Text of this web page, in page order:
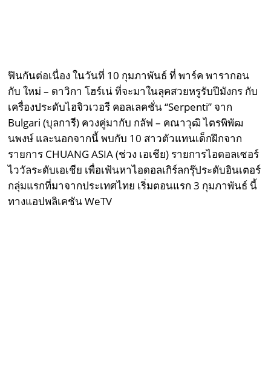
ฟินกันต่อเนื่อง ในวันที่ 10 กุมภาพันธ์ ที่ พาร์ค พารากอน
กับ ใหม่ – ดาวิกา โฮร์เน่ ที่จะมาในลุคสวยหรูรับปีมังกร กับ
เครื่องประดับไฮจิวเวอรี คอลเลคชั่น “Serpenti” จาก
Bulgari (บุลการี) ควงคู่มากับ กลัฟ – คณาวุฒิ ไตรพิพัฒ
นพงษ์ และนอกจากนี้ พบกับ 10 สาวตัวแทนเด็กฝึกจาก
รายการ CHUANG ASIA (ช่วง เอเชีย) รายการไอดอลเซอร์
ไววัลระดับเอเชีย เพื่อเฟ้นหาไอดอลเกิร์ลกรุ๊ประดับอินเตอร์
กลุ่มแรกที่มาจากประเทศไทย เริ่มตอนแรก 3 กุมภาพันธ์ นี้
ทางแอปพลิเคชัน WeTV